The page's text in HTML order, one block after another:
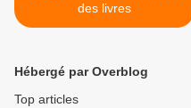
des livres
Hébergé par Overblog
Top articles